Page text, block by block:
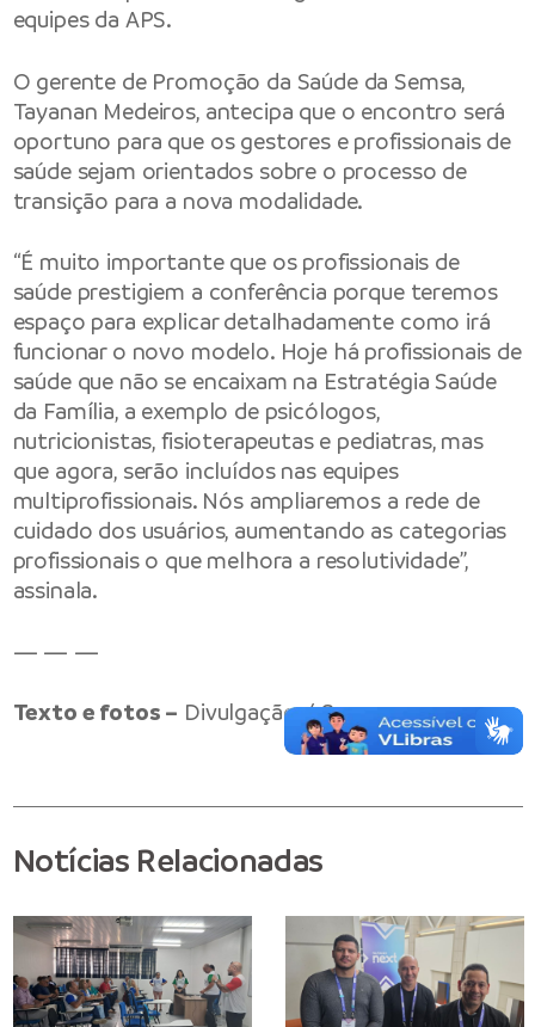
equipes da APS.
O gerente de Promoção da Saúde da Semsa,
Tayanan Medeiros, antecipa que o encontro será
oportuno para que os gestores e profissionais de
saúde sejam orientados sobre o processo de
transição para a nova modalidade.
“É muito importante que os profissionais de
saúde prestigiem a conferência porque teremos
espaço para explicar detalhadamente como irá
funcionar o novo modelo. Hoje há profissionais de
saúde que não se encaixam na Estratégia Saúde
da Família, a exemplo de psicólogos,
nutricionistas, fisioterapeutas e pediatras, mas
que agora, serão incluídos nas equipes
multiprofissionais. Nós ampliaremos a rede de
cuidado dos usuários, aumentando as categorias
profissionais o que melhora a resolutividade”,
assinala.
— — —
Texto e fotos – Divulgação / Semsa
Notícias Relacionadas